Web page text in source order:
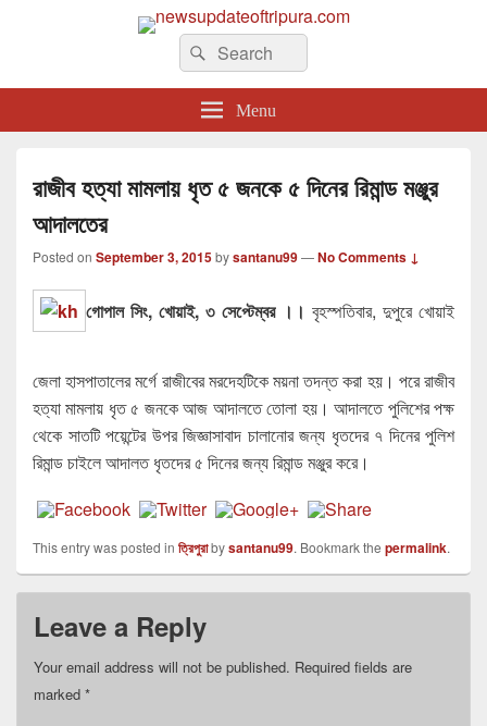
newsupdateoftripura.com
The one & only exceptional Bengali Version online news & infotainment portal
in Tripura.
Search
for:
Search
Menu
রাজীব হত্যা মামলায় ধৃত ৫ জনকে ৫ দিনের রিমান্ড মঞ্জুর
আদালতের
Posted on September 3, 2015bysantanu99—No Comments ↓
গোপাল সিং, খোয়াই, ৩ সেপ্টেম্বর ।। বৃহস্পতিবার, দুপুরে খোয়াই
জেলা হাসপাতালের মর্গে রাজীবের মরদেহটিকে ময়না তদন্ত করা হয়। পরে রাজীব
হত্যা মামলায় ধৃত ৫ জনকে আজ আদালতে তোলা হয়। আদালতে পুলিশের পক্ষ
থেকে সাতটি পয়েন্টের উপর জিজ্ঞাসাবাদ চালানোর জন্য ধৃতদের ৭ দিনের পুলিশ
রিমান্ড চাইলে আদালত ধৃতদের ৫ দিনের জন্য রিমান্ড মঞ্জুর করে।
This entry was posted in ত্রিপুরাbysantanu99. Bookmark the permalink.
Leave a Reply
Your email address will not be published. Required fields are
marked *